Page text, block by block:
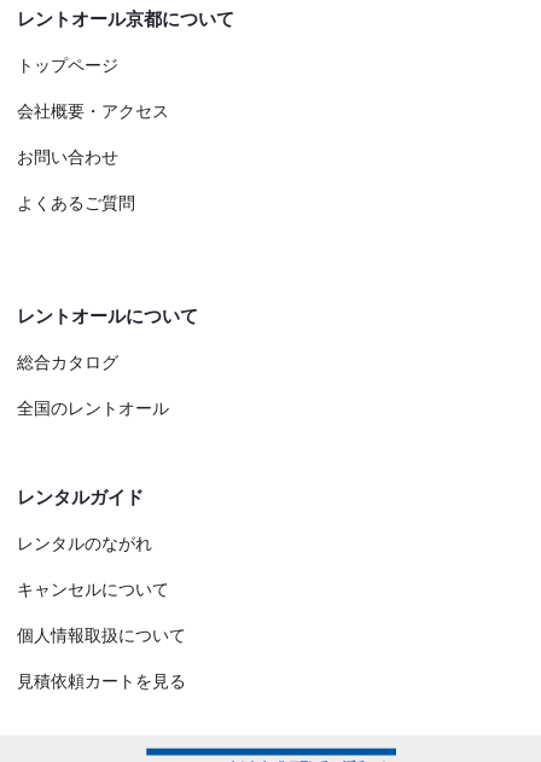
レントオール京都について
トップページ
会社概要・アクセス
お問い合わせ
よくあるご質問
レントオールについて
総合カタログ
全国のレントオール
レンタルガイド
レンタルのながれ
キャンセルについて
個人情報取扱について
見積依頼カートを見る